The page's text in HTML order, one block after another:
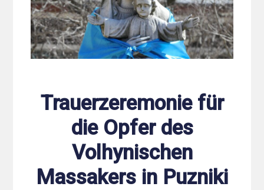
Trauerzeremonie für
die Opfer des
Volhynischen
Massakers in Puzniki